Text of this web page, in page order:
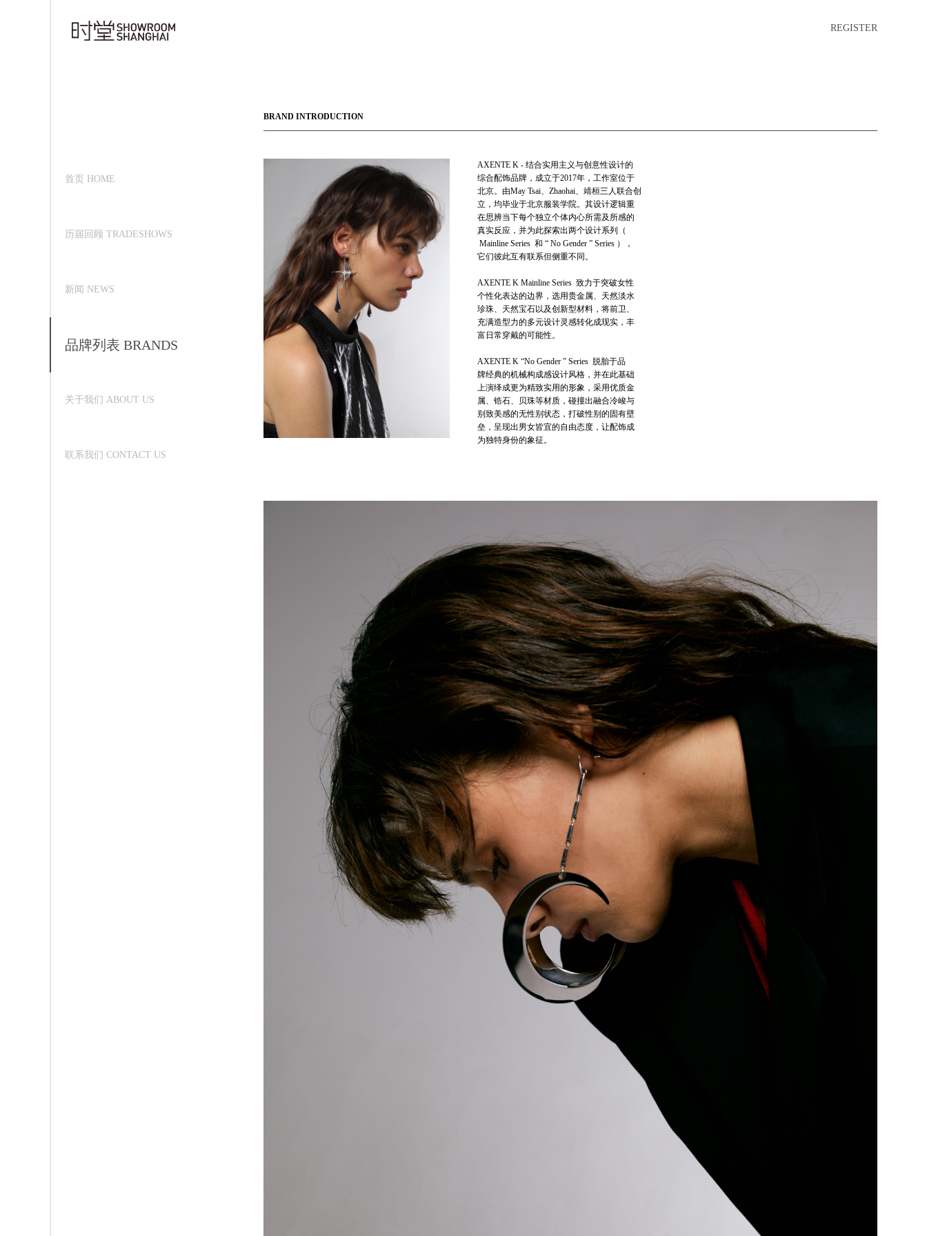
REGISTER
首页 HOME
历届回顾 TRADESHOWS
新闻 NEWS
品牌列表 BRANDS
关于我们 ABOUT US
联系我们 CONTACT US
BRAND INTRODUCTION
AXENTE K - 结合实用主义与创意性设计的
综合配饰品牌，成立于2017年，工作室位于
北京。由May Tsai、Zhaohai、靖桓三人联合创
立，均毕业于北京服装学院。其设计逻辑重
在思辨当下每个独立个体内心所需及所感的
真实反应，并为此探索出两个设计系列（
Mainline Series 和 “ No Gender ” Series ），
它们彼此互有联系但侧重不同。
AXENTE K Mainline Series 致力于突破女性
个性化表达的边界，选用贵金属、天然淡水
珍珠、天然宝石以及创新型材料，将前卫、
充满造型力的多元设计灵感转化成现实，丰
富日常穿戴的可能性。
AXENTE K “No Gender ” Series 脱胎于品
牌经典的机械构成感设计风格，并在此基础
上演绎成更为精致实用的形象，采用优质金
属、锆石、贝珠等材质，碰撞出融合冷峻与
别致美感的无性别状态，打破性别的固有壁
垒，呈现出男女皆宜的自由态度，让配饰成
为独特身份的象征。